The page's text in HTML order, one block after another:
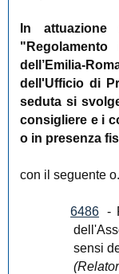
In
"Regolamento
dell’Emilia-
dell'Ufficio di
seduta si
consigliere e i
o in presenza
con il seguente
6486 -
sensi